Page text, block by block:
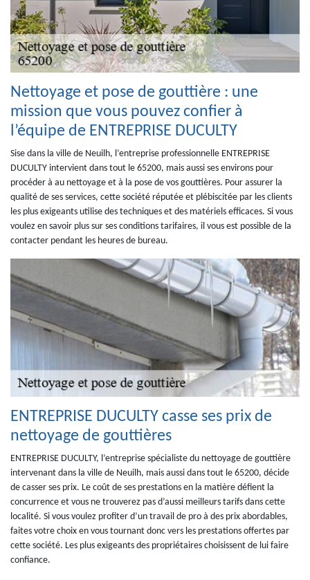
Nettoyage et pose de gouttière : une
mission que vous pouvez confier à
l’équipe de ENTREPRISE DUCULTY
Sise dans la ville de Neuilh, l’entreprise professionnelle ENTREPRISE
DUCULTY intervient dans tout le 65200, mais aussi ses environs pour
procéder à au nettoyage et à la pose de vos gouttières. Pour assurer la
qualité de ses services, cette société réputée et plébiscitée par les clients
les plus exigeants utilise des techniques et des matériels efficaces. Si vous
voulez en savoir plus sur ses conditions tarifaires, il vous est possible de la
contacter pendant les heures de bureau.
ENTREPRISE DUCULTY casse ses prix de
nettoyage de gouttières
ENTREPRISE DUCULTY, l’entreprise spécialiste du nettoyage de gouttière
intervenant dans la ville de Neuilh, mais aussi dans tout le 65200, décide
de casser ses prix. Le coût de ses prestations en la matière défient la
concurrence et vous ne trouverez pas d’aussi meilleurs tarifs dans cette
localité. Si vous voulez profiter d’un travail de pro à des prix abordables,
faites votre choix en vous tournant donc vers les prestations offertes par
cette société. Les plus exigeants des propriétaires choisissent de lui faire
confiance.